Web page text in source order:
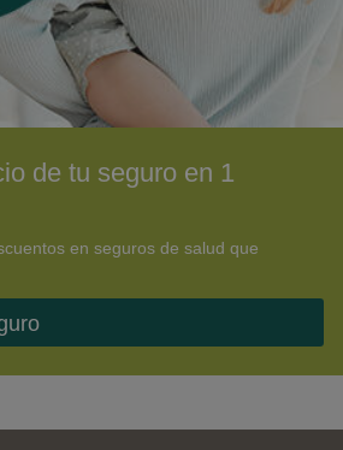
de tu seguro en 1
en seguros de salud que